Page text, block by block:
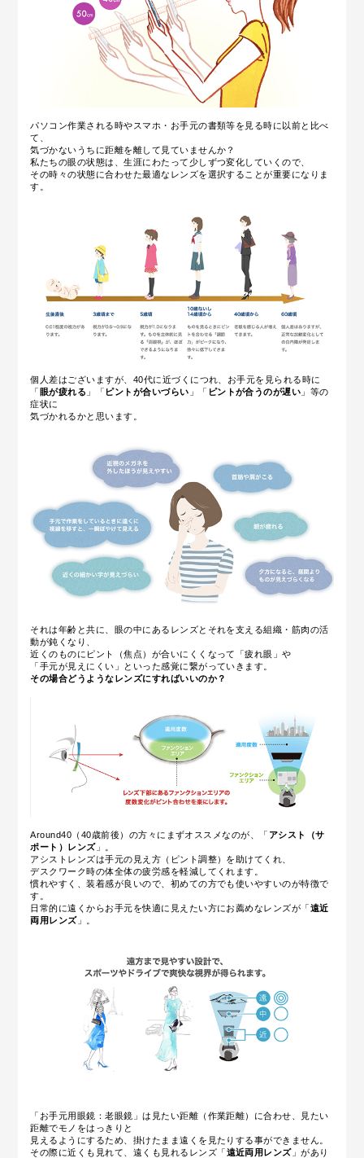
パソコン作業される時やスマホ・お手元の書類等を見る時に以前と比べ
て、
気づかないうちに距離を離して見ていませんか？
私たちの眼の状態は、生涯にわたって少しずつ変化していくので、
その時々の状態に合わせた最適なレンズを選択することが重要になりま
す。
個人差はございますが、40代に近づくにつれ、お手元を見られる時に
「 眼が疲れる 」「 ピントが合いづらい 」「 ピントが合うのが遅い 」等の
症状に
気づかれるかと思います。
それは年齢と共に、眼の中にある レンズとそれを支える組織・筋肉の活
動が鈍くなり、
近くのものにピント（焦点）が合いにくくなって「疲れ眼」や
「手元が見えにくい」といった感覚に繋がっていきます。
その場合どうようなレンズにすればいいのか？
Around40（40歳前後）の方々にまずオススメなのが、「 アシスト（サ
ポート）レンズ」。
アシストレンズは手元の見え方（ピント調整）を助けてくれ、
デスクワーク時の体全体の疲労感を軽減してくれます。
慣れやすく、装着感が良いので、初めての方でも使いやすいのが特徴で
す。
日常的に遠くからお手元を快適に見えたい方にお薦めなレンズが 「 遠近
両用レンズ」 。
「お手元用眼鏡：老眼鏡」は見たい距離（作業距離）に合わせ、見たい
距離でモノをはっきりと
見えるようにするため、掛けたまま遠くを見たりする事ができません。
その際に近くも見れて、遠くも見れるレンズ「遠近両用レンズ」があり